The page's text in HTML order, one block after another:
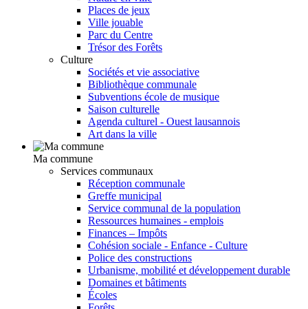
Places de jeux
Ville jouable
Parc du Centre
Trésor des Forêts
Culture
Sociétés et vie associative
Bibliothèque communale
Subventions école de musique
Saison culturelle
Agenda culturel - Ouest lausannois
Art dans la ville
Ma commune
Services communaux
Réception communale
Greffe municipal
Service communal de la population
Ressources humaines - emplois
Finances – Impôts
Cohésion sociale - Enfance - Culture
Police des constructions
Urbanisme, mobilité et développement durable
Domaines et bâtiments
Écoles